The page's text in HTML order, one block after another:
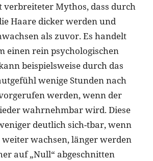
verbreiteter Mythos, dass durch
Haare dicker werden und
als zuvor. Es handelt
einen rein psychologischen
beispielsweise durch das
wenige Stunden nach
werden, wenn der
wahrnehmbar wird. Diese
deutlich sich-tbar, wenn
wachsen, länger werden
auf „Null“ abgeschnitten